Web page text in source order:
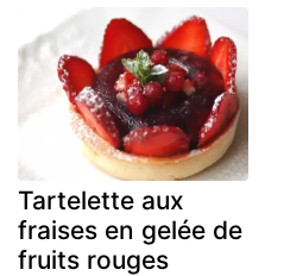
Tartelette aux
fraises en gelée de
fruits rouges